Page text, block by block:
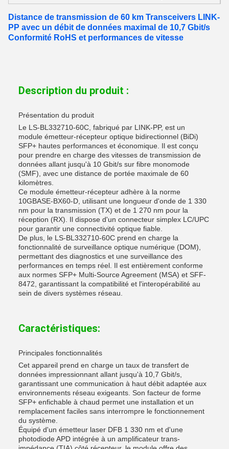
Distance de transmission de 60 km Transceivers LINK-
PP avec un débit de données maximal de 10,7 Gbit/s
Conformité RoHS et performances de vitesse
Description du produit :
Présentation du produit
Le LS-BL332710-60C, fabriqué par LINK-PP, est un
module émetteur-récepteur optique bidirectionnel (BiDi)
SFP+ hautes performances et économique. Il est conçu
pour prendre en charge des vitesses de transmission de
données allant jusqu'à 10 Gbit/s sur fibre monomode
(SMF), avec une distance de portée maximale de 60
kilomètres.
Ce module émetteur-récepteur adhère à la norme
10GBASE-BX60-D, utilisant une longueur d'onde de 1 330
nm pour la transmission (TX) et de 1 270 nm pour la
réception (RX). Il dispose d'un connecteur simplex LC/UPC
pour garantir une connectivité optique fiable.
De plus, le LS-BL332710-60C prend en charge la
fonctionnalité de surveillance optique numérique (DOM),
permettant des diagnostics et une surveillance des
performances en temps réel. Il est entièrement conforme
aux normes SFP+ Multi-Source Agreement (MSA) et SFF-
8472, garantissant la compatibilité et l'interopérabilité au
sein de divers systèmes réseau.
Caractéristiques:
Principales fonctionnalités
Cet appareil prend en charge un taux de transfert de
données impressionnant allant jusqu'à 10,7 Gbit/s,
garantissant une communication à haut débit adaptée aux
environnements réseau exigeants. Son facteur de forme
SFP+ enfichable à chaud permet une installation et un
remplacement faciles sans interrompre le fonctionnement
du système.
Équipé d'un émetteur laser DFB 1 330 nm et d'une
photodiode APD intégrée à un amplificateur trans-